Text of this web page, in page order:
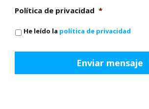
Política de privacidad *
He leído la política de privacidad